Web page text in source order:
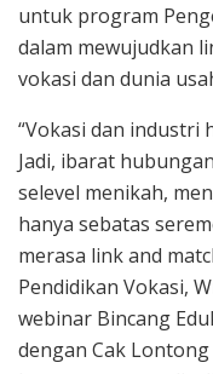
untuk program
dalam mewujudkan
vokasi dan dunia
“Vokasi dan industri
Jadi, ibarat
selevel menikah,
hanya sebatas
merasa link and
Pendidikan Vokasi,
webinar Bincang
dengan Cak